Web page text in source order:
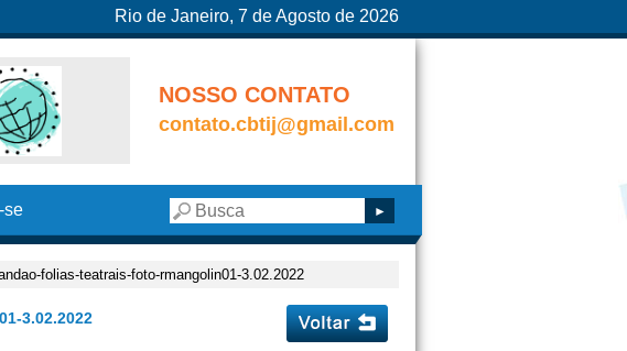
Rio de Janeiro, 7 de Agosto de 2026
NOSSO CONTATO
contato.cbtij@gmail.com
se
folias-teatrais-foto-rmangolin01-3.02.2022
3.02.2022